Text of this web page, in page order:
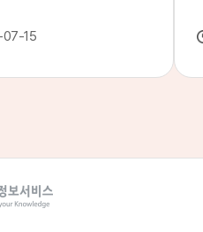
비스 점검 작업 일시 : 7월 21
~ 7월 22일(수) 08:00이
시 중지될 수 있으니, 이 점 양
15